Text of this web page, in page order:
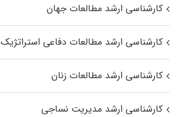
کارشناسی ارشد مطالعات جهان
کارشناسی ارشد مطالعات دفاعی استراتژیک
کارشناسی ارشد مطالعات زنان
کارشناسی ارشد مدیریت نساجی